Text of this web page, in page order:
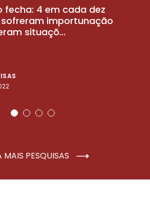
fecha: 4 em cada dez
sofreram importunação
situaçõ...
MAIS PESQUISAS